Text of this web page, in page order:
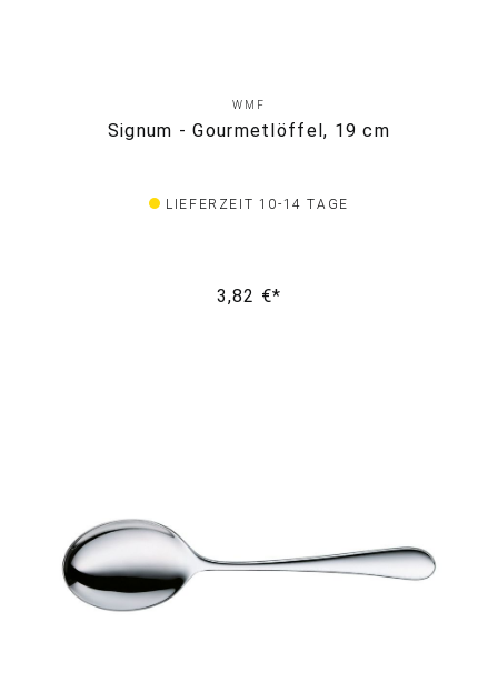
WMF
Signum - Gourmetlöffel, 19 cm
LIEFERZEIT 10-14 TAGE
3,82 €*